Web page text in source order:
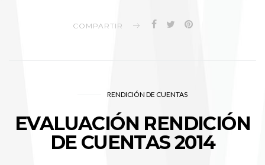
COMPARTIR
RENDICIÓN DE CUENTAS
EVALUACIÓN RENDICIÓN
DE CUENTAS 2014